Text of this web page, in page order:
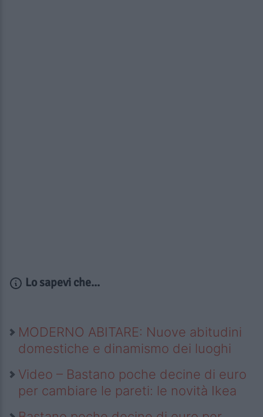
Lo sapevi che...
MODERNO ABITARE: Nuove abitudini
domestiche e dinamismo dei luoghi
Video – Bastano poche decine di euro
per cambiare le pareti: le novità Ikea